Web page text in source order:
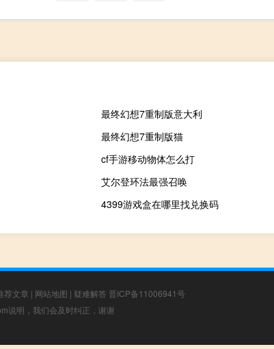
最终幻想7重制版意大利
最终幻想7重制版猫
cf手游移动物体怎么打
艾尔登环法最强召唤
4399游戏盒在哪里找兑换码
荐文章 | 网站地图 | 疑难解答 晋ICP备11006941号
说明，我们会及时纠正，谢谢